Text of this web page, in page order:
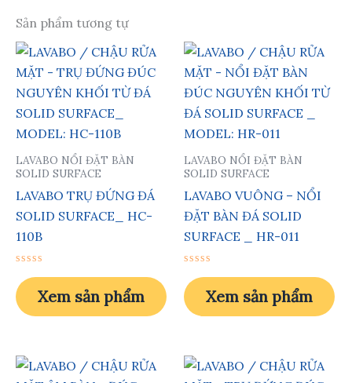
Sản phẩm tương tự
LAVABO NỔI ĐẶT BÀN
SOLID SURFACE
LAVABO TRỤ ĐỨNG ĐÁ
SOLID SURFACE_ HC-
110B
xếp
hạng
0
5
Xem sản phẩm
LAVABO NỔI ĐẶT BÀN
SOLID SURFACE
LAVABO VUÔNG – NỔI
ĐẶT BÀN ĐÁ SOLID
SURFACE _ HR-011
xếp
hạng
0
5
Xem sản phẩm